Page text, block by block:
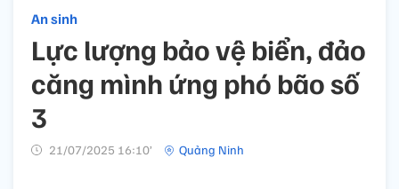
An sinh
Lực lượng bảo vệ biển, đảo
căng mình ứng phó bão số
3
21/07/2025 16:10’ Quảng Ninh